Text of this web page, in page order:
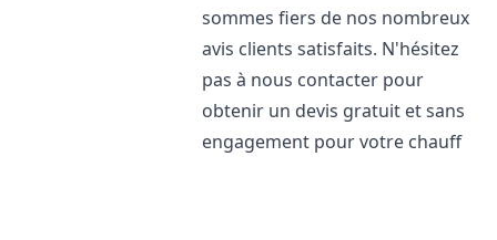
sommes fiers de nos nombreux
avis clients satisfaits. N'hésitez
pas à nous contacter pour
obtenir un devis gratuit et sans
engagement pour votre chauff